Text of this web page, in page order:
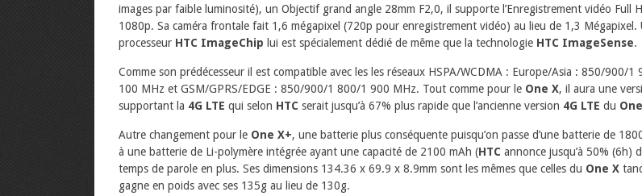
images par faible luminosité), un Objectif grand angle 28mm F2,0, il supporte l’Enregistrement vidéo Full
1080p. Sa caméra frontale fait 1,6 mégapixel (720p pour enregistrement vidéo) au lieu de 1,3 Mégapixel.
processeur HTC ImageChip lui est spécialement dédié de même que la technologie HTC ImageSense.
Comme son prédécesseur il est compatible avec les les réseaux HSPA/WCDMA : Europe/Asia : 850/900/1
100 MHz et GSM/GPRS/EDGE : 850/900/1 800/1 900 MHz. Tout comme pour le One X, il aura une
supportant la 4G LTE qui selon HTC serait jusqu’à 67% plus rapide que l’ancienne version 4G LTE du
Autre changement pour le One X+, une batterie plus conséquente puisqu’on passe d’une batterie de
à une batterie de Li-polymère intégrée ayant une capacité de 2100 mAh (HTC annonce jusqu’à 50% (6h)
temps de parole en plus. Ses dimensions 134.36 x 69.9 x 8.9mm sont les mêmes que celles du One X
gagne en poids avec ses 135g au lieu de 130g.